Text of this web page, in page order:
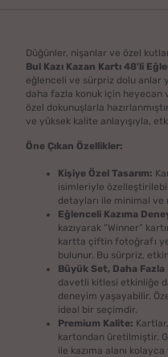
Düğünler, nişanlar ve özel
Bul Kazı Kazan Kartı 48'li
eğlenceli ve sürpriz dolu anlar
daha fazla konuk için heyecan
özel dokunuşlarla
ve yüksek kalite anlayışıyla,
Öne Çıkan Özellikler:
Kişiye Özel Tasarım:
isimleriyle
detayları ile minimal ve
Eğlenceli Kazıma
kazıyarak “Winner”
kartta çiftin fotoğrafı
bulunur. Bu sürpriz,
Büyük Set, Daha Fazla
davetli kitlesi etkinliğe
deneyim yaşayabilir.
ideal bir seçimdir.
Premium Kalite:
kartondan üretilmiştir.
ile kazıma alanı